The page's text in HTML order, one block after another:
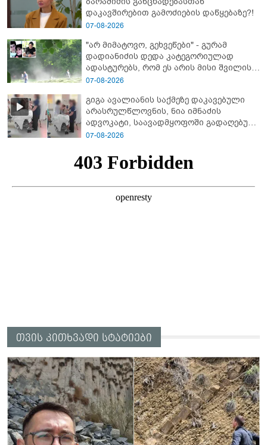
დაკავშირებით გამოძიების დაწყებაზე?!
07-08-2026
"არ მიმატოვო, გეხვეწები" - გუ­რა­მ
დადიანიძის დედა კა­ტე­გო­რი­უ­ლად
ადას­ტუ­რებს, რომ ეს არის მისი შვი­ლის
ხმა
07-08-2026
გიგა ავალიანის საქმეზე დაკავებული
არასრულწლოვნის, ნია იმნაძის
ადვოკატი, საავადმყოფოში გადაღებულ
კადრებს ავრცელებს
07-08-2026
თვის კითხვადი სტატიები